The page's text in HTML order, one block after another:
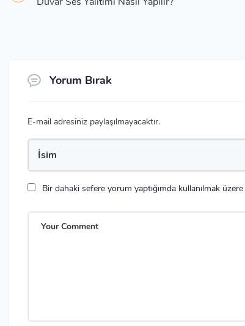
Yorum Bırak
E-mail adresiniz paylaşılmayacaktır.
Bir dahaki sefere yorum yaptığımda kullanılmak